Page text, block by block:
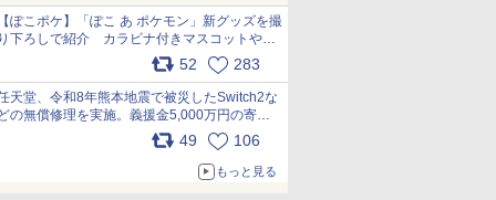
ぽこポケ】「ぽこ あ ポケモン」新グッズを撮
下ろしで紹介 カラビナ付きマスコットやス
52 283
天堂、令和8年熊本地震で被災したSwitch2な
の無償修理を実施。義援金5,000万円の寄付
も発表 pic.x.com/BAYsMfUfUC
49 106
もっと見る